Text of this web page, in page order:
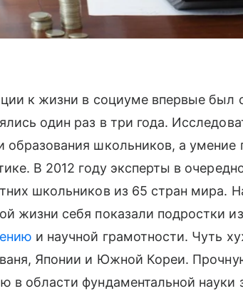
к жизни в социуме впервые был
один раз в три года.
образования школьников, а
В 2012 году эксперты в
школьников из 65 стран мира.
жизни себя показали подростки
и научной грамотности. Чуть
Японии и Южной Кореи.
в области фундаментальной